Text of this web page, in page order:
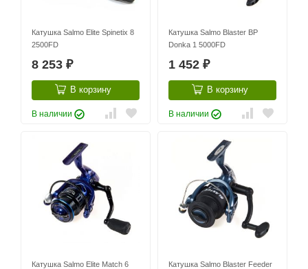
Катушка Salmo Elite Spinetix 8
2500FD
8 253 ₽
В корзину
В наличии
Катушка Salmo Blaster BP
Donka 1 5000FD
1 452 ₽
В корзину
В наличии
Катушка Salmo Elite Match 6
Катушка Salmo Blaster Feeder